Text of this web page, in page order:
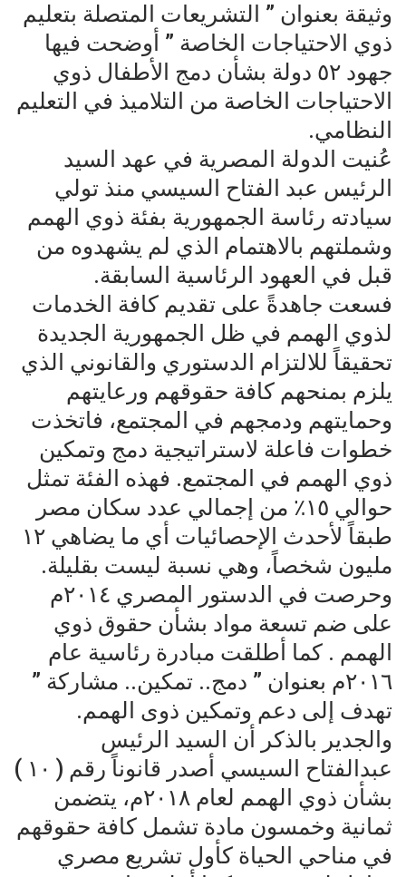
وثيقة بعنوان ” التشريعات المتصلة بتعليم
ذوي الاحتياجات الخاصة ” أوضحت فيها
جهود ٥٢ دولة بشأن دمج الأطفال ذوي
الاحتياجات الخاصة من التلاميذ في التعليم
النظامي.
عُنيت الدولة المصرية في عهد السيد
الرئيس عبد الفتاح السيسي منذ تولي
سيادته رئاسة الجمهورية بفئة ذوي الهمم
وشملتهم بالاهتمام الذي لم يشهدوه من
قبل في العهود الرئاسية السابقة.
فسعت جاهدةً على تقديم كافة الخدمات
لذوي الهمم في ظل الجمهورية الجديدة
تحقيقاً للالتزام الدستوري والقانوني الذي
يلزم بمنحهم كافة حقوقهم ورعايتهم
وحمايتهم ودمجهم في المجتمع، فاتخذت
خطوات فاعلة لاستراتيجية دمج وتمكين
ذوي الهمم في المجتمع. فهذه الفئة تمثل
حوالي ١٥٪ من إجمالي عدد سكان مصر
طبقاً لأحدث الإحصائيات أي ما يضاهي ١٢
مليون شخصاً، وهي نسبة ليست بقليلة.
وحرصت في الدستور المصري ٢٠١٤م
على ضم تسعة مواد بشأن حقوق ذوي
الهمم . كما أطلقت مبادرة رئاسية عام
٢٠١٦م بعنوان ” دمج.. تمكين.. مشاركة ”
تهدف إلى دعم وتمكين ذوى الهمم.
والجدير بالذكر أن السيد الرئيس
عبدالفتاح السيسي أصدر قانوناً رقم ( ١٠ )
بشأن ذوي الهمم لعام ٢٠١٨م، يتضمن
ثمانية وخمسون مادة تشمل كافة حقوقهم
في مناحي الحياة كأول تشريع مصري